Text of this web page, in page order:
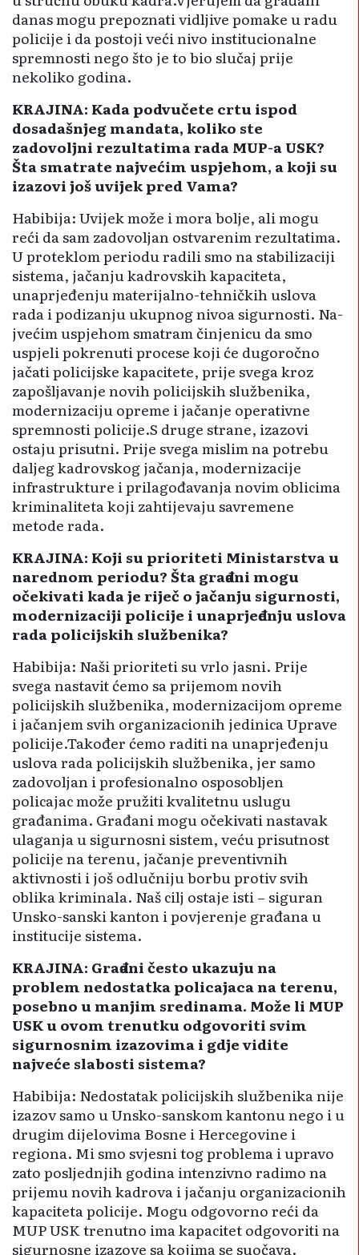
danas mogu prepoznati vidljive pomake u radu
policije i da postoji veći nivo institucionalne
spremnosti nego što je to bio slučaj prije
nekoliko godina.
KRAJINA: Kada podvučete crtu ispod
dosadašnjeg mandata, koliko ste
zadovoljni rezultatima rada MUP-a USK?
Šta smatrate najvećim uspjehom, a koji su
izazovi još uvijek pred Vama?
Habibija: Uvijek može i mora bolje, ali mogu
reći da sam zadovo­ljan ostvarenim rezultatima.
U proteklom periodu radili smo na stabilizaciji
sistema, jačanju kadrovskih kapaciteta,
unaprjeđenju materijalno-tehničkih uslova
rada i podi­zanju ukupnog nivoa sigurnosti. Na­
jvećim uspjehom smatram činjenicu da smo
uspjeli pokrenuti procese koji će dugoročno
jačati policijske kapacitete, prije svega kroz
zapošljavanje novih policijskih službenika,
modernizaciju opreme i jačanje operativne
spremnosti policije.S druge strane, izazovi
ostaju prisutni. Prije svega mislim na potrebu
daljeg ka­drovskog jačanja, modernizacije
infrastrukture i prilagođavanja novim oblicima
kriminaliteta koji zahtijevaju savremene
metode rada.
KRAJINA: Koji su prioriteti Ministarstva u
narednom periodu? Šta građani mogu
očekivati kada je riječ o jačanju sigurnosti,
modernizaciji policije i unaprjeđenju uslova
rada policijskih službenika?
Habibija: Naši prioriteti su vrlo jasni. Prije
svega nastavit ćemo sa prijemom novih
policijskih slu­žbenika, modernizacijom opreme
i jačanjem svih organizacionih jedi­nica Uprave
policije.Također ćemo raditi na unaprjeđenju
uslova rada policijskih službenika, jer samo
zadovoljan i profesionalno osposo­bljen
policajac može pružiti kvali­tetnu uslugu
građanima. Građani mogu očekivati nastavak
ulaganja u sigurnosni sistem, veću prisutnost
policije na terenu, jačanje preventivnih
aktivnosti i još odlučniju borbu protiv svih
oblika kriminala. Naš cilj ostaje isti – siguran
Unsko-sanski kanton i povjerenje građana u
institucije sistema.
KRAJINA: Građani često ukazuju na
problem nedostatka policajaca na terenu,
posebno u manjim sredinama. Može li MUP
USK u ovom trenutku odgovoriti svim
sigurnosnim izazovima i gdje vidite
najveće slabosti sistema?
Habibija: Nedostatak policijskih slu­žbenika nije
izazov samo u Unsko-sanskom kantonu nego i u
drugim dijelovima Bosne i Herce­govine i
regiona. Mi smo svjesni tog problema i upravo
zato posljednjih godina intenzivno radimo na
prijemu novih kadrova i jačanju organizacionih
kapaciteta policije. Mogu odgovorno reći da
MUP USK trenutno ima kapacitet odgovoriti na
sigurnosne izazove sa kojima se suočava.